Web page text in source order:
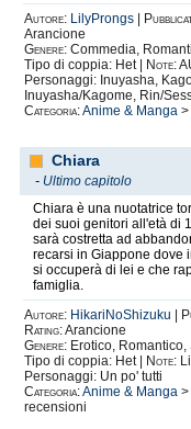
Autore: LilyProngs
Arancione
Genere: Commedia,
Tipo di coppia: Het |
Note:
Personaggi: Inuyasha,
Inuyasha/Kagome, Rin/
Categoria:Anime & Manga >
Chiara
- Ultimo capitolo
Chiara è una nuotatrice
dei suoi genitori all'età di
sarà costretta ad
recarsi in Giappone dove
si occuperà di lei e che
famiglia.
Autore: HikariNoShizuku
Rating:Arancione
Genere: Erotico, Romantico,
Tipo di coppia: Het |
Note:
Personaggi: Un po' tutti
Categoria:Anime & Manga >
recensioni